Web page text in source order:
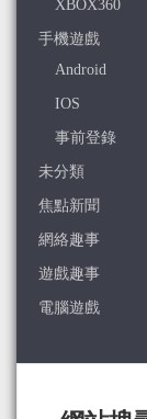
XBOX360
手機遊戲
Android
IOS
事前登錄
未分類
焦點新聞
網絡趣事
遊戲趣事
電腦遊戲